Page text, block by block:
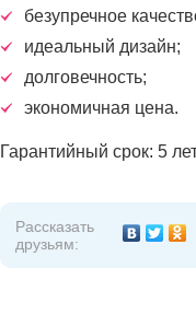
безупречное
идеальный дизайн;
долговечность;
экономичная цена.
Гарантийный срок: 5
Рассказать
друзьям: